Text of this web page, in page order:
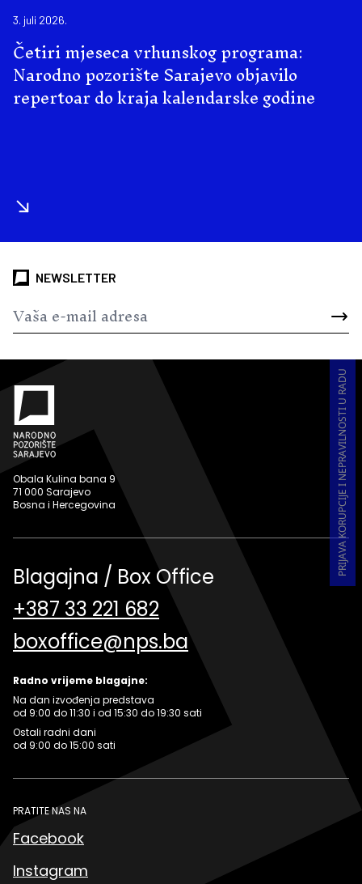
3. juli 2026.
Četiri mjeseca vrhunskog programa:
Narodno pozorište Sarajevo objavilo
repertoar do kraja kalendarske godine
NEWSLETTER
PRIJAVA KORUPCIJE I NEPRAVILNOSTI U RADU
Obala Kulina bana 9
71 000 Sarajevo
Bosna i Hercegovina
Blagajna / Box Office
+387 33 221 682
boxoffice@nps.ba
Radno vrijeme blagajne:
Na dan izvođenja predstava
od 9:00 do 11:30 i od 15:30 do 19:30 sati
Ostali radni dani
od 9:00 do 15:00 sati
PRATITE NAS NA
Facebook
Instagram